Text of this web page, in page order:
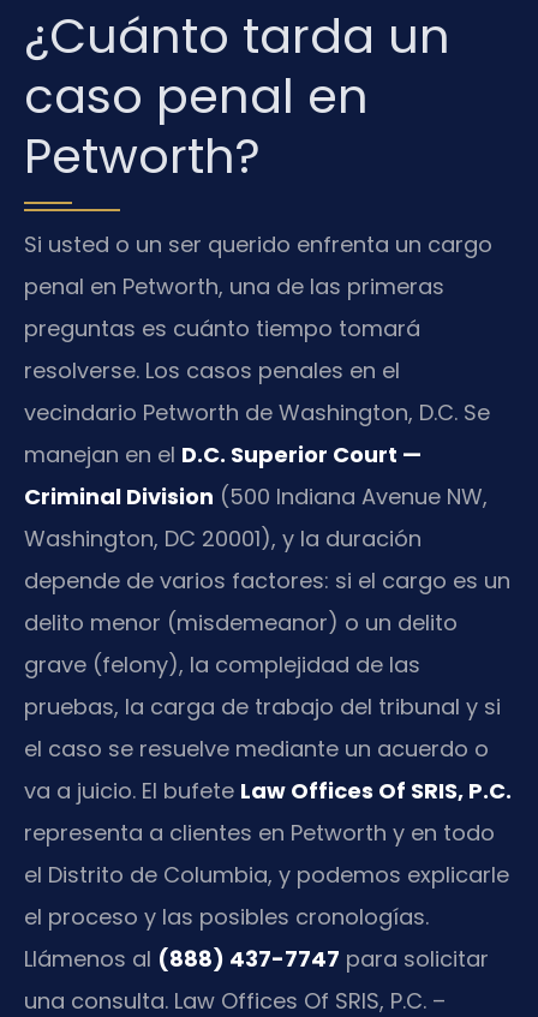
¿Cuánto tarda un
caso penal en
Petworth?
Si usted o un ser querido enfrenta un cargo
penal en Petworth, una de las primeras
preguntas es cuánto tiempo tomará
resolverse. Los casos penales en el
vecindario Petworth de Washington, D.C. Se
manejan en el D.C. Superior Court —
Criminal Division (500 Indiana Avenue NW,
Washington, DC 20001), y la duración
depende de varios factores: si el cargo es un
delito menor (misdemeanor) o un delito
grave (felony), la complejidad de las
pruebas, la carga de trabajo del tribunal y si
el caso se resuelve mediante un acuerdo o
va a juicio. El bufete Law Offices Of SRIS, P.C.
representa a clientes en Petworth y en todo
el Distrito de Columbia, y podemos explicarle
el proceso y las posibles cronologías.
Llámenos al (888) 437-7747 para solicitar
una consulta. Law Offices Of SRIS, P.C. –